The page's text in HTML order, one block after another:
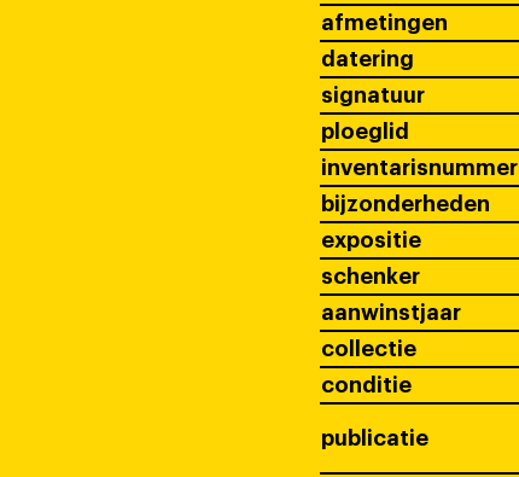
afmetingen
datering
signatuur
ploeglid
inventarisnummer
bijzonderheden
expositie
schenker
aanwinstjaar
collectie
conditie
publicatie